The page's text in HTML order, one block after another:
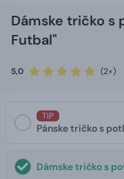
Dámske tričko s
Futbal"
5,0 (2×)
TIP
Pánske tričko s
Dámske tričko s